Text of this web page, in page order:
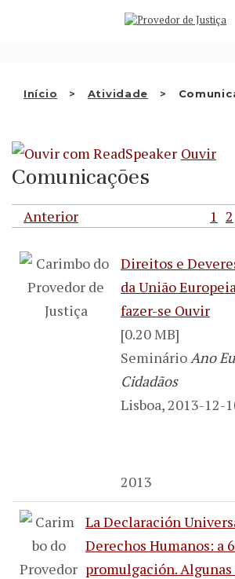
Início Atividade
QUEM SOMOS
RECOMENDAÇÕES E
RELAÇÕES
APRESENTAR QUEIXA
PT
Ouvir
Comunicações
Anterior 1 2
Direitos e
da União
fazer-se Ouvir
[0.20 MB]
SeminárioAno
Cidadãos
Lisboa, 2013-12-
2013
La Declaración
Derechos Humanos: a
promulgación.